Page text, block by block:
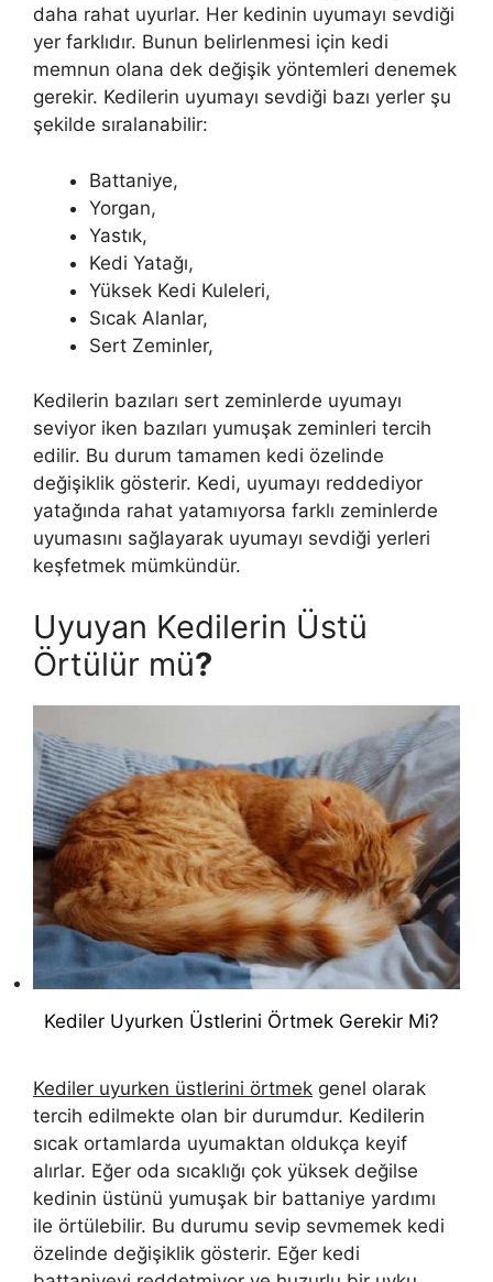
daha rahat uyurlar. Her kedinin uyumayı sevdiği
yer farklıdır. Bunun belirlenmesi için kedi
memnun olana dek değişik yöntemleri denemek
gerekir. Kedilerin uyumayı sevdiği bazı yerler şu
şekilde sıralanabilir:
Battaniye,
Yorgan,
Yastık,
Kedi Yatağı,
Yüksek Kedi Kuleleri,
Sıcak Alanlar,
Sert Zeminler,
Kedilerin bazıları sert zeminlerde uyumayı
seviyor iken bazıları yumuşak zeminleri tercih
edilir. Bu durum tamamen kedi özelinde
değişiklik gösterir. Kedi, uyumayı reddediyor
yatağında rahat yatamıyorsa farklı zeminlerde
uyumasını sağlayarak uyumayı sevdiği yerleri
keşfetmek mümkündür.
Uyuyan Kedilerin Üstü
Örtülür mü?
Kediler Uyurken Üstlerini Örtmek Gerekir Mi?
Kediler uyurken üstlerini örtmek genel olarak
tercih edilmekte olan bir durumdur. Kedilerin
sıcak ortamlarda uyumaktan oldukça keyif
alırlar. Eğer oda sıcaklığı çok yüksek değilse
kedinin üstünü yumuşak bir battaniye yardımı
ile örtülebilir. Bu durumu sevip sevmemek kedi
özelinde değişiklik gösterir. Eğer kedi